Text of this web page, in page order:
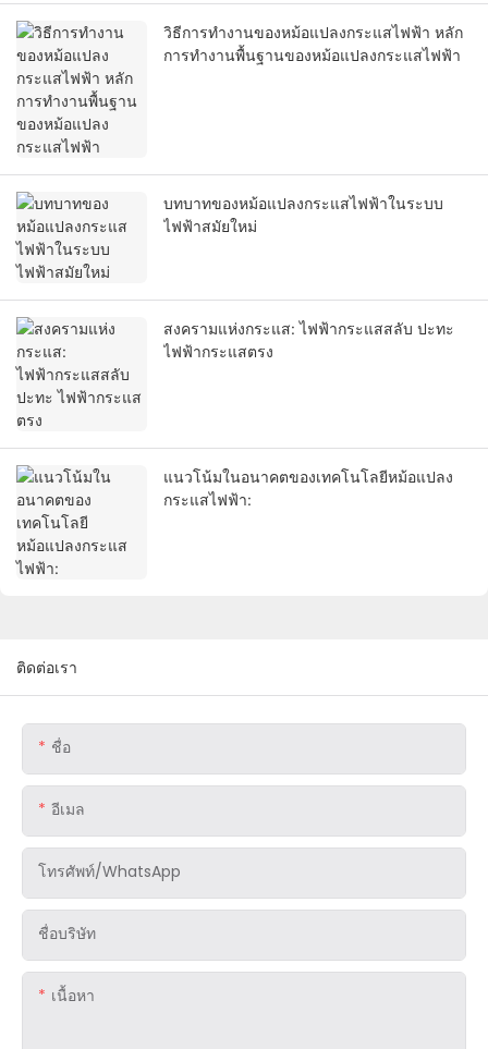
วิธีการทำงานของหม้อแปลงกระแสไฟฟ้า หลัก
การทำงานพื้นฐานของหม้อแปลงกระแสไฟฟ้า
บทบาทของหม้อแปลงกระแสไฟฟ้าในระบบ
ไฟฟ้าสมัยใหม่
สงครามแห่งกระแส: ไฟฟ้ากระแสสลับ ปะทะ
ไฟฟ้ากระแสตรง
แนวโน้มในอนาคตของเทคโนโลยีหม้อแปลง
กระแสไฟฟ้า:
ติดต่อเรา
ชื่อ
อีเมล
โทรศัพท์/WhatsApp
ชื่อบริษัท
เนื้อหา